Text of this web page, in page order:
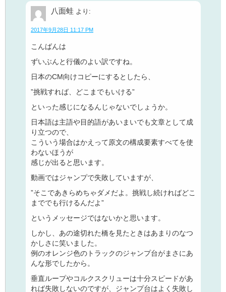
八面蛙 より:
2017年9月28日 11:17 PM
こんばんは
ずいぶんと行儀のよい訳ですね。
日本のCM向けコピーにするとしたら、
”挑戦すれば、どこまでもいける”
といった感じになるんじゃないでしょうか。
日本語は主語や目的語があいまいでも文章として成
り立つので、
こういう場合はかえって原文の構成要素すべてを使
わないほうが
感じが出ると思います。
動画ではジャンプで失敗していますが、
”そこであきらめちゃダメだよ。挑戦し続ければどこ
まででも行けるんだよ”
というメッセージではないかと思います。
しかし、あの途切れた橋を見たときはあまりのなつ
かしさに笑いました。
例のオレンジ色のトラックのジャンプ台がまさにあ
んな形でしたから。
垂直ループやコルクスクリューは十分スピードがあ
れば失敗しないのですが、ジャンプ台はよく失敗し